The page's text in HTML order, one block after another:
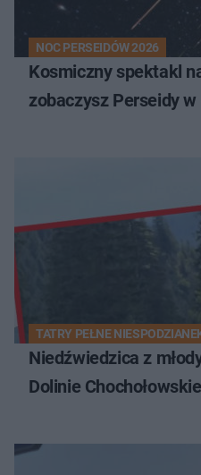
NOC PERSEIDÓW 2026
Kosmiczny spektakl
zobaczysz Perseidy w
TATRY PEŁNE
Niedźwiedzica z
Dolinie